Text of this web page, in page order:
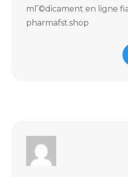
mГ©dicament en ligne
pharmafst.shop